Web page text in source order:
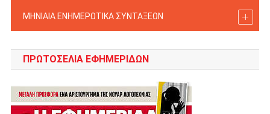
ΜΗΝΙΑΙΑ ΕΝΗΜΕΡΩΤΙΚΑ ΣΥΝΤΑΞΕΩΝ
ΠΡΩΤΟΣΈΛΙΑ ΕΦΗΜΕΡΊΔΩΝ